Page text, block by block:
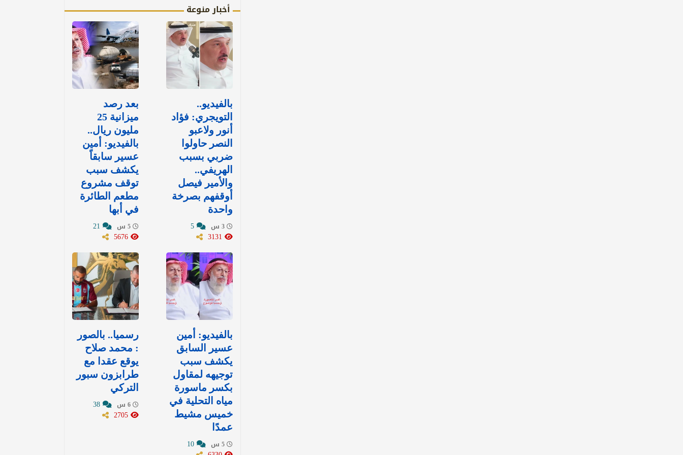
أخبار منوعة
بالفيديو..
التويجري: فؤاد
أنور ولاعبو
النصر حاولوا
ضربي بسبب
الهريفي..
والأمير فيصل
أوقفهم بصرخة
واحدة
بعد رصد
ميزانية 25
مليون ريال..
بالفيديو: أمين
عسير سابقاً
يكشف سبب
توقف مشروع
مطعم الطائرة
في أبها
بالفيديو: أمين
عسير السابق
يكشف سبب
توجيهه لمقاول
بكسر ماسورة
مياه التحلية في
خميس مشيط
عمدًا
رسميا.. بالصور
: محمد صلاح
يوقع عقدا مع
طرابزون سبور
التركي